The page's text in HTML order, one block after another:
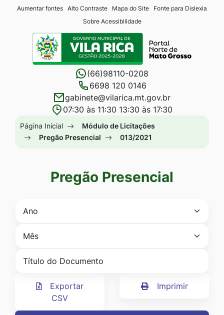
Seção
atalhos
links
acessibilidade
Ir
conteúdo
[alt+1]
menu
[alt+2]
[alt+4]
Aumentar fontes Alto Contraste Mapa do Site
Fonte para Dislexia
Sobre Acessibilidade
Seção
menu
(66)98110-0208
6698 120 0146
gabinete@vilarica.mt.gov.br
07:30 às 11:30 13:30 às 17:30
Seção
do
Página Inicial
Módulo de Licitações
Pregão Presencial
013/2021
Pregão Presencial
Exportar
CSV
Imprimir